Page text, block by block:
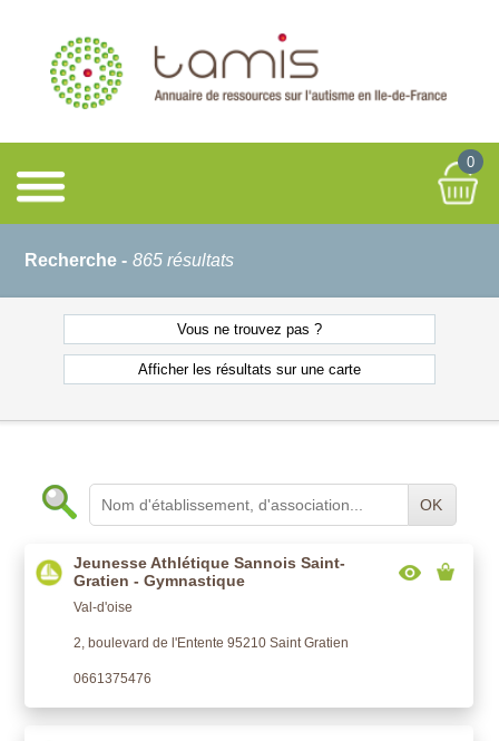
0
Recherche - 865 résultats
Vous ne trouvez pas ?
Afficher les résultats sur une carte
OK
Jeunesse Athlétique Sannois Saint-
Gratien - Gymnastique
Val-d'oise
2, boulevard de l'Entente 95210 Saint Gratien
0661375476